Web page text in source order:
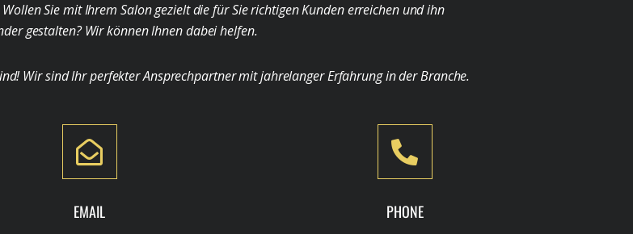
Sie mit Ihrem Salon gezielt die für Sie richtigen Kunden erreichen und ihn
gestalten? Wir können Ihnen dabei helfen.
Wir sind Ihr perfekter Ansprechpartner mit jahrelanger Erfahrung in der Branche.
EMAIL PHONE